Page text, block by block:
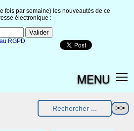
fois par semaine) les nouveautés de ce
électronique :
RGPD
MENU